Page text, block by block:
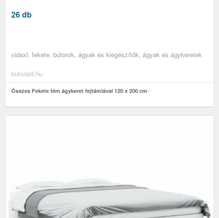
26 db
vidaxl, fekete, bútorok, ágyak és kiegészítők, ágyak és ágykeretek
butoraid.hu
Összes Fekete fém ágykeret fejtámlával 120 x 200 cm